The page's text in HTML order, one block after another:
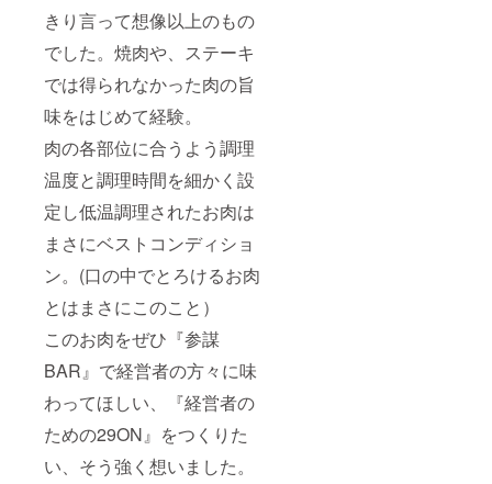
きり言って想像以上のもの
でした。焼肉や、ステーキ
では得られなかった肉の旨
味をはじめて経験。
肉の各部位に合うよう調理
温度と調理時間を細かく設
定し低温調理されたお肉は
まさにベストコンディショ
ン。(口の中でとろけるお肉
とはまさにこのこと）
このお肉をぜひ『参謀
BAR』で経営者の方々に味
わってほしい、『経営者の
ための29ON』をつくりた
い、そう強く想いました。